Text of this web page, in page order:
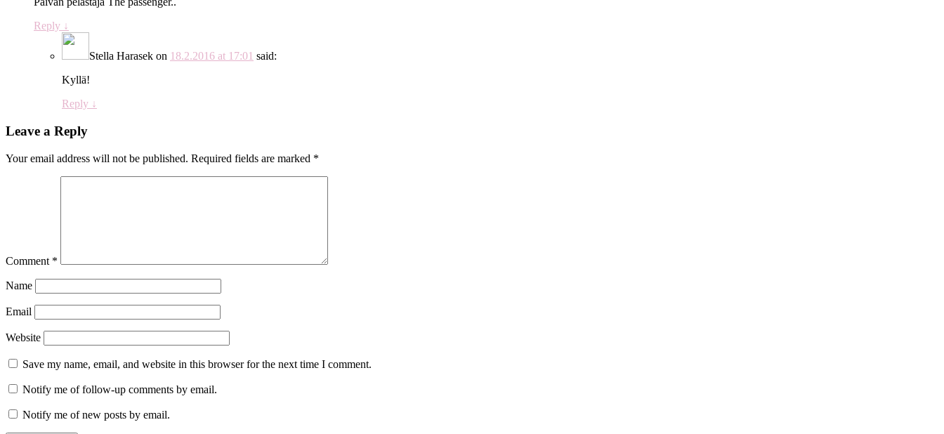
Reply ↓
Stella Harasek on 18.2.2016 at 17:01 said:
Kyllä!
Reply ↓
Leave a Reply
Your email address will not be published. Required fields are marked *
Comment *
Name
Email
Website
Save my name, email, and website in this browser for the next time I comment.
Notify me of follow-up comments by email.
Notify me of new posts by email.